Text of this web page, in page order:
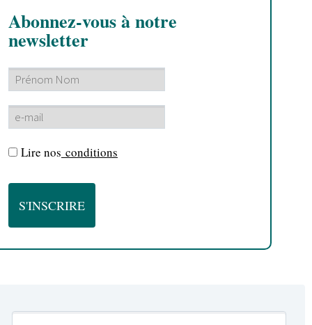
Abonnez-vous à notre
newsletter
Lire nos conditions